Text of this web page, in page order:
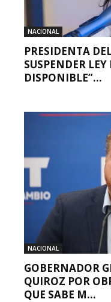
NACIONAL
PRESIDENTA
SUSPENDER
DISPONIBLE”...
NACIONAL
GOBERNADOR
QUIROZ POR
QUE SABE M...